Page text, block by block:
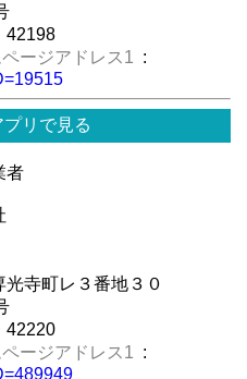
42198
ージアドレス1 :
プリで見る
者
寺町レ３番地３０
42220
ージアドレス1 :